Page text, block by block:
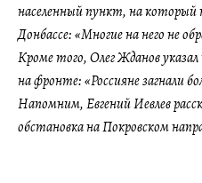
населенный пункт, на который
Донбассе: «Многие на него не
Кроме того, Олег Жданов
на фронте: «Россияне загнали
Напомним, Евгений Иевлев
обстановка на Покровском